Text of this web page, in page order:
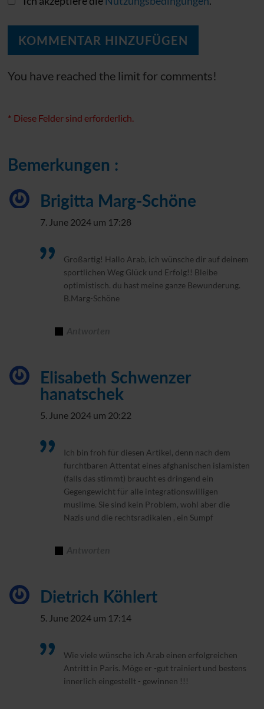
You have reached the limit for comments!
* Diese Felder sind erforderlich.
Bemerkungen :
Brigitta Marg-Schöne
7. June 2024 um 17:28
Großartig! Hallo Arab, ich wünsche dir auf deinem
sportlichen Weg Glück und Erfolg!! Bleibe
optimistisch. du hast meine ganze Bewunderung.
B.Marg-Schöne
Elisabeth Schwenzer
hanatschek
5. June 2024 um 20:22
Ich bin froh für diesen Artikel, denn nach dem
furchtbaren Attentat eines afghanischen islamisten
(falls das stimmt) braucht es dringend ein
Gegengewicht für alle integrationswilligen
muslime. Sie sind kein Problem, wohl aber die
Nazis und die rechtsradikalen , ein Sumpf
Dietrich Köhlert
5. June 2024 um 17:14
Wie viele wünsche ich Arab einen erfolgreichen
Antritt in Paris. Möge er -gut trainiert und bestens
innerlich eingestellt - gewinnen !!!